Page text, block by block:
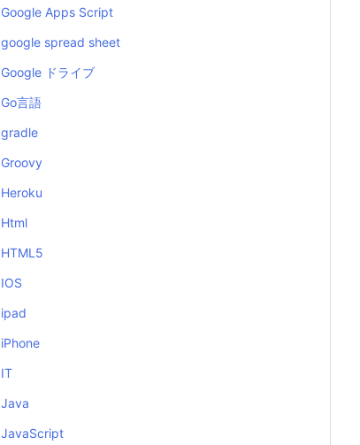
Google Apps Script
google spread sheet
Google ドライブ
Go言語
gradle
Groovy
Heroku
Html
HTML5
IOS
ipad
iPhone
IT
Java
JavaScript